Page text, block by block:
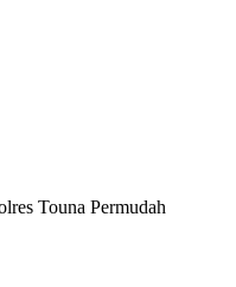
Touna Permudah